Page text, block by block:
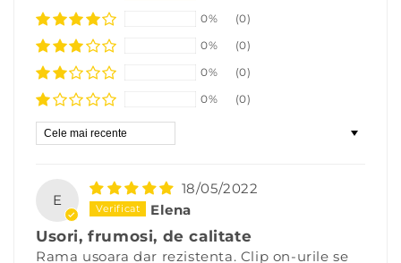
0%
(0)
0%
(0)
0%
(0)
0%
(0)
Sort by
E
18/05/2022
Elena
Usori, frumosi, de calitate
Rama usoara dar rezistenta. Clip on-urile se